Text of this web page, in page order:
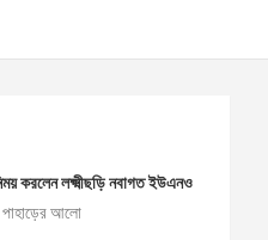
করলেন লক্ষ্মীছড়ি নবাগত ইউএনও
পাহাড়ের আলো